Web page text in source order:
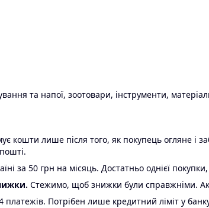
та напої, зоотовари, інструменти,
кошти лише після того, як покупець огляне
за 50 грн на місяць. Достатньо однієї
Стежимо, щоб знижки були справжніми.
платежів. Потрібен лише кредитний ліміт у